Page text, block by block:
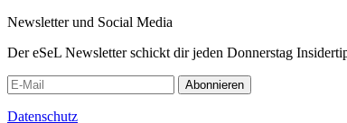
Newsletter und Social Media
Der eSeL Newsletter schickt dir jeden Donnerstag
Abonnieren
Datenschutz